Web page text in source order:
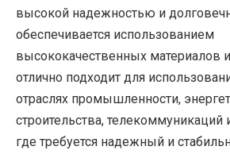
высокой надежностью и
обеспечивается использованием
высококачественных материалов
отлично подходит для
отраслях промышленности,
строительства, телекоммуникаций
где требуется надежный и